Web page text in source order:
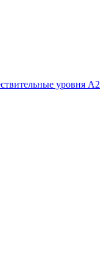
уровня A2